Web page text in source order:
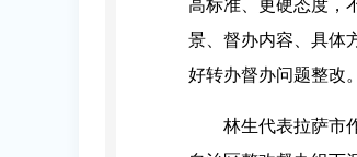
高标准、更硬态度，
景、督办内容、具体
好转办督办问题整改。
林生代表拉萨市